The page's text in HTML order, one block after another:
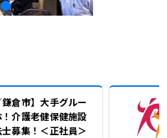
鎌倉市】大手グルー
介護老健保健施設
募集！＜正社員＞